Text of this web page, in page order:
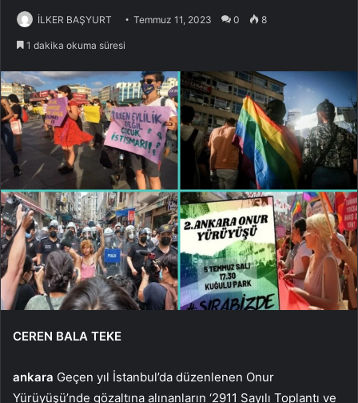
İLKER BAŞYURT Temmuz 11, 2023 0 8
1 dakika okuma süresi
CEREN BALA TEKE
ankara Geçen yıl İstanbul’da düzenlenen Onur
Yürüyüşü’nde gözaltına alınanların ‘2911 Sayılı Toplantı ve